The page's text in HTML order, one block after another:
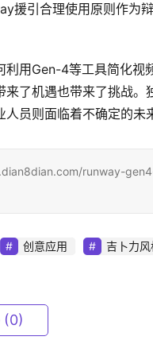
援引合理使用原则作为
用Gen-4等工具简化视
了机遇也带来了挑战。
员则面临着不确定的未
runway-
创意应用 吉卜力风
(0)